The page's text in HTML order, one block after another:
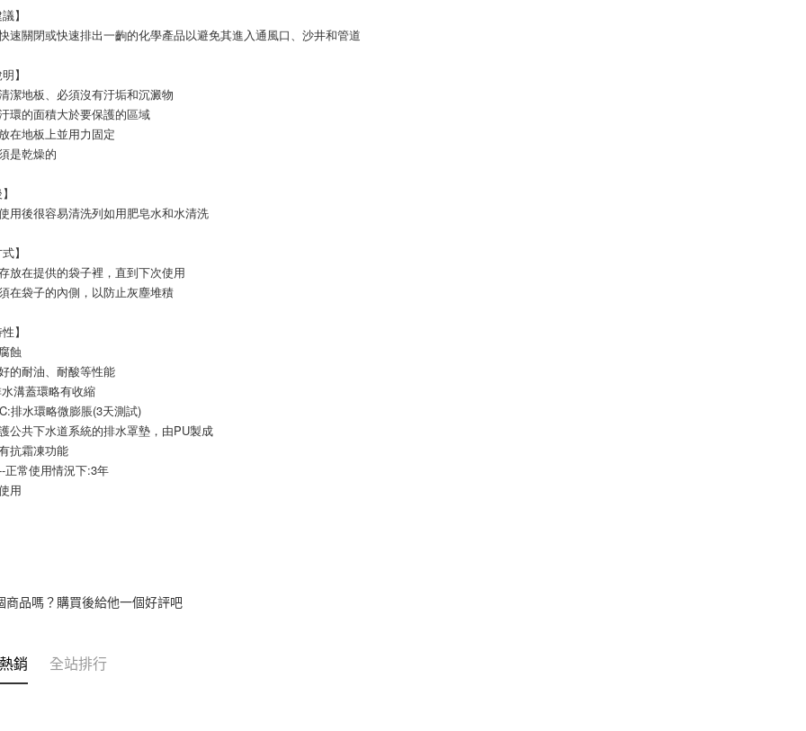
】
速關閉或快速排出一齣的化學產品以避免其進入通風口、沙井和管道
】
潔地板、必須沒有汙垢和沉澱物
環的面積大於要保護的區域
在地板上並用力固定
是乾燥的
用後很容易清洗列如用肥皂水和水清洗
】
放在提供的袋子裡，直到下次使用
在袋子的內側，以防止灰塵堆積
】
蝕
的耐油、耐酸等性能
溝蓋環略有收縮
排水環略微膨脹(3天測試)
公共下水道系統的排水罩墊，由PU製成
抗霜凍功能
正常使用情況下:3年
用
商品嗎？購買後給他一個好評吧
銷 全站排行